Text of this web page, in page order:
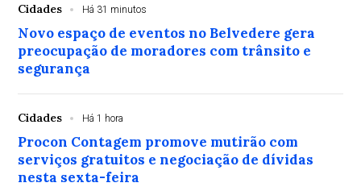
Cidades Há 31 minutos
Novo espaço de eventos no Belvedere gera
preocupação de moradores com trânsito e
segurança
Cidades Há 1 hora
Procon Contagem promove mutirão com
serviços gratuitos e negociação de dívidas
nesta sexta-feira